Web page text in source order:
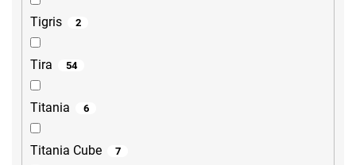
Tigris 2
Tira 54
Titania 6
Titania Cube 7